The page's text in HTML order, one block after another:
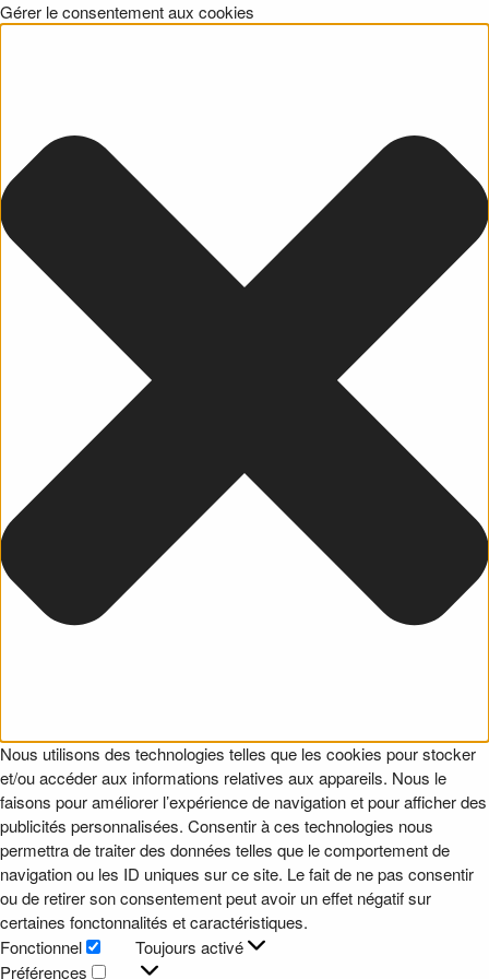
Gérer le consentement aux cookies
Nous utilisons des technologies telles que les cookies pour stocker
et/ou accéder aux informations relatives aux appareils. Nous le
faisons pour améliorer l’expérience de navigation et pour afficher des
publicités personnalisées. Consentir à ces technologies nous
permettra de traiter des données telles que le comportement de
navigation ou les ID uniques sur ce site. Le fait de ne pas consentir
ou de retirer son consentement peut avoir un effet négatif sur
certaines fonctonnalités et caractéristiques.
Fonctionnel
Fonctionnel
Toujours activé
Préférences